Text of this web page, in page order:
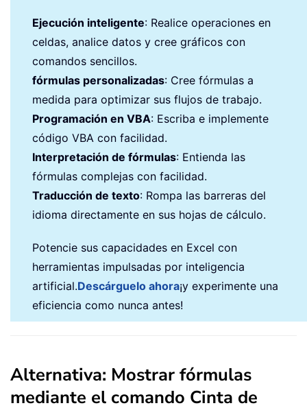
Ejecución inteligente: Realice operaciones en
celdas, analice datos y cree gráficos con
comandos sencillos.
fórmulas personalizadas: Cree fórmulas a
medida para optimizar sus flujos de trabajo.
Programación en VBA: Escriba e implemente
código VBA con facilidad.
Interpretación de fórmulas: Entienda las
fórmulas complejas con facilidad.
Traducción de texto: Rompa las barreras del
idioma directamente en sus hojas de cálculo.
Potencie sus capacidades en Excel con
herramientas impulsadas por inteligencia
artificial.Descárguelo ahora¡y experimente una
eficiencia como nunca antes!
Alternativa: Mostrar fórmulas
mediante el comando Cinta de